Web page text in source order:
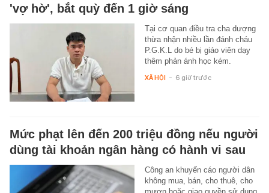
'vợ hờ', bắt quỳ đến 1 giờ sáng
Tại cơ quan điều tra cha dượng
thừa nhận nhiều lần đánh cháu
P.G.K.L do bé bị giáo viên dạy
thêm phản ánh học kém.
XÃ HỘI - 6 giờ trước
Mức phạt lên đến 200 triệu đồng nếu người
dùng tài khoản ngân hàng có hành vi sau
Công an khuyến cáo người dân
không mua, bán, cho thuê, cho